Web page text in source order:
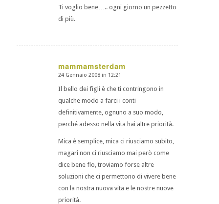
Ti voglio bene….. ogni giorno un pezzetto
di più.
mammamsterdam
dice:
24 Gennaio 2008 in 12:21
Il bello dei figli è che ti contringono in
qualche modo a farci i conti
definitivamente, ognuno a suo modo,
perché adesso nella vita hai altre priorità.
Mica è semplice, mica ci riusciamo subito,
magari non ci riusciamo mai però come
dice bene flo, troviamo forse altre
soluzioni che ci permettono di vivere bene
con la nostra nuova vita e le nostre nuove
priorità.